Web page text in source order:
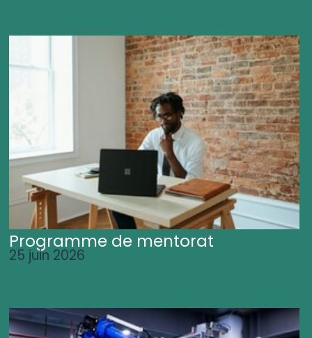
Programme de mentorat
25 juin 2026